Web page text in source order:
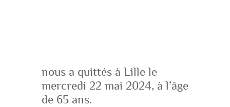
nous a quittés à Lille le
mercredi 22 mai 2024, à l’âge
de 65 ans.